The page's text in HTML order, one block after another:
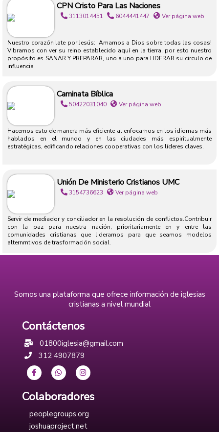
CPN Cristo Para Las Naciones
3113014451 6044441447 Ver página web
Nuestro corazón late por Jesús: ¡Amamos a Dios sobre todas las cosas!
Vibramos con ver su reino establecido aquí en la tierra, por esto nuestro
propósito es SANAR Y PREPARAR, uno a uno para LIDERAR su circulo de
influencia
Caminata Bíblica
50422031040 Ver página web
Hacemos esto de manera más eficiente al enfocarnos en los idiomas más
hablados en el mundo y en las ciudades más espiritualmente
estratégicas, edificando relaciones cooperativas con los líderes claves.
Unión De Ministerio Cristianos UMC
3154736623 Ver página web
Servir de mediador y conciliador en la resolución de conflictos.Contribuir
con la paz para nuestra nación, prioritariamente en y entre las
comunidades cristianas que lideramos para que seamos modelos
alternmtivos de trasformación social.
Somos una plataforma que ofrece información de iglesias
cristianas a nivel mundial
Contáctenos
01800iglesia@gmail.com
312 4907879
Colaboradores
peoplegroups.org
joshuaproject.net